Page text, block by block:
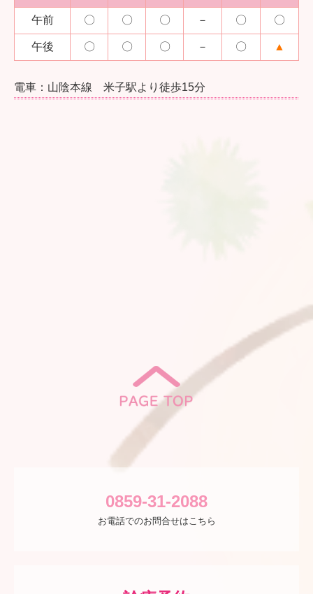
午前 〇 〇 〇 － 〇 〇
午後 〇 〇 〇 － 〇 ▲
電⾞：⼭陰本線 ⽶⼦駅より徒歩15分
0859-31-2088
お電話でのお問合せはこちら